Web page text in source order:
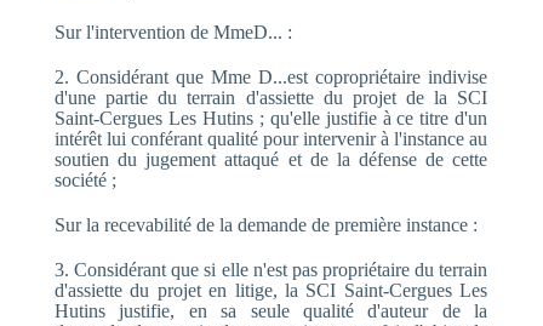
Sur l'intervention de MmeD... :
2. Considérant que Mme D...est copropriétaire indivise
d'une partie du terrain d'assiette du projet de la SCI
Saint-Cergues Les Hutins ; qu'elle justifie à ce titre d'un
intérêt lui conférant qualité pour intervenir à l'instance au
soutien du jugement attaqué et de la défense de cette
société ;
Sur la recevabilité de la demande de première instance :
3. Considérant que si elle n'est pas propriétaire du terrain
d'assiette du projet en litige, la SCI Saint-Cergues Les
Hutins justifie, en sa seule qualité d'auteur de la